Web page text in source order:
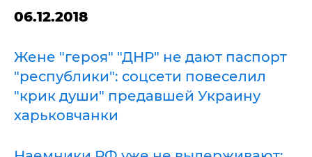
06.12.2018
Жене "героя" "ДНР" не дают паспорт
"республики": соцсети повеселил
"крик души" предавшей Украину
харьковчанки